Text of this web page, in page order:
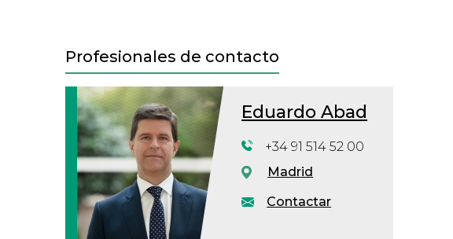
Profesionales de contacto
Eduardo Abad
Contactar
+34 91 514 52 00
Madrid